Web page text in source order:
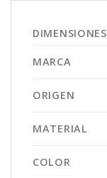
DIMENSIONES
MARCA
ORIGEN
MATERIAL
COLOR